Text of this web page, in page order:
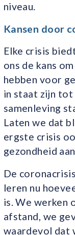
niveau.
Kansen door
Elke crisis
ons de kans
hebben voor
in staat zijn tot
samenleving
Laten we dat
ergste crisis
gezondheid
De
leren nu
is. We werken
afstand, we
waardevol dat